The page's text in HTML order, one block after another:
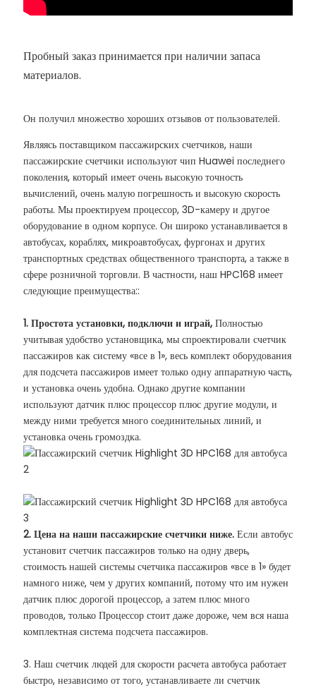
Пробный заказ принимается при наличии запаса
материалов.
Он получил множество хороших отзывов от пользователей.
Являясь поставщиком пассажирских счетчиков, наши
пассажирские счетчики используют чип Huawei последнего
поколения, который имеет очень высокую точность
вычислений, очень малую погрешность и высокую скорость
работы. Мы проектируем процессор, 3D-камеру и другое
оборудование в одном корпусе. Он широко устанавливается в
автобусах, кораблях, микроавтобусах, фургонах и других
транспортных средствах общественного транспорта, а также в
сфере розничной торговли. В частности, наш HPC168 имеет
следующие преимущества::
1. Простота установки, подключи и играй, Полностью
учитывая удобство установщика, мы спроектировали счетчик
пассажиров как систему «все в 1», весь комплект оборудования
для подсчета пассажиров имеет только одну аппаратную часть,
и установка очень удобна. Однако другие компании
используют датчик плюс процессор плюс другие модули, и
между ними требуется много соединительных линий, и
установка очень громоздка.
2. Цена на наши пассажирские счетчики ниже. Если автобус
установит счетчик пассажиров только на одну дверь,
стоимость нашей системы счетчика пассажиров «все в 1» будет
намного ниже, чем у других компаний, потому что им нужен
датчик плюс дорогой процессор, а затем плюс много
проводов, только Процессор стоит даже дороже, чем вся наша
комплектная система подсчета пассажиров.
3. Наш счетчик людей для скорости расчета автобуса работает
быстро, независимо от того, устанавливаете ли счетчик